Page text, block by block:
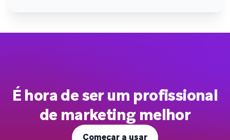
É hora de ser um profissional
de marketing melhor
Começar a usar